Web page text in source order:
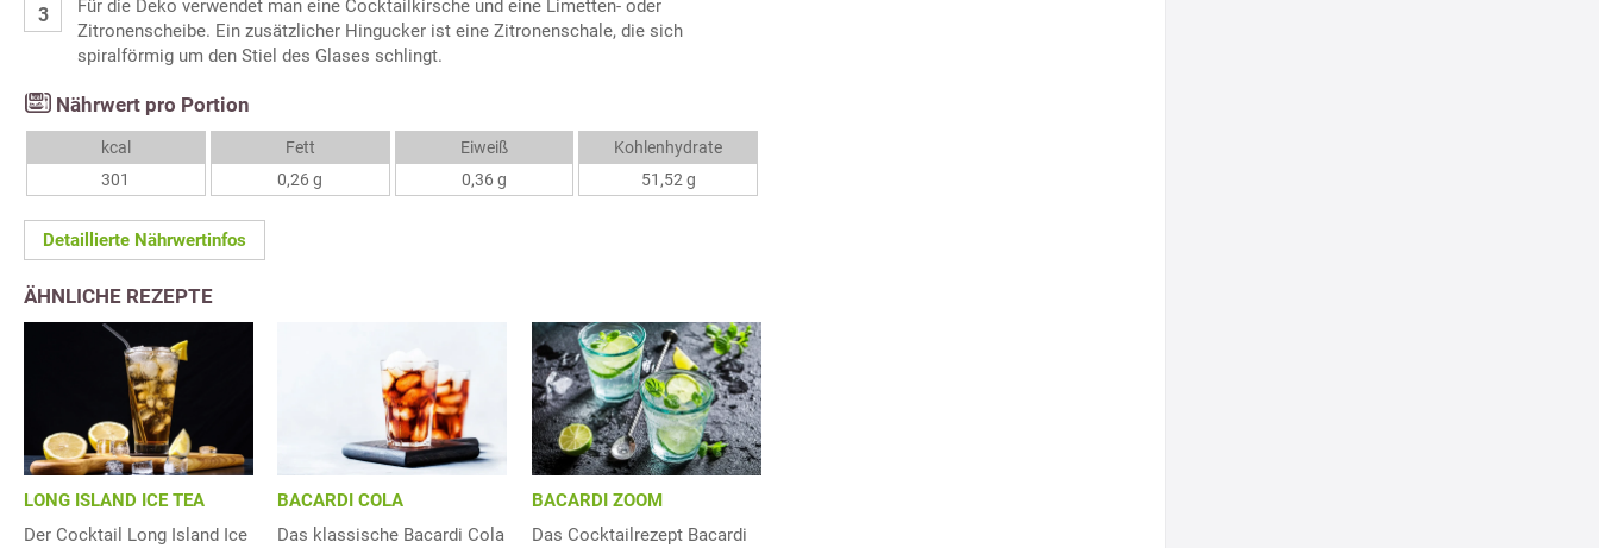
Für die Deko verwendet man eine Cocktailkirsche und eine Limetten- oder
Zitronenscheibe. Ein zusätzlicher Hingucker ist eine Zitronenschale, die sich
spiralförmig um den Stiel des Glases schlingt.
Nährwert pro Portion
kcal
301
Fett
0,26 g
Eiweiß
0,36 g
Kohlenhydrate
51,52 g
Detaillierte Nährwertinfos
ÄHNLICHE REZEPTE
LONG ISLAND ICE TEA
Der Cocktail Long Island Ice
BACARDI COLA
Das klassische Bacardi Cola
BACARDI ZOOM
Das Cocktailrezept Bacardi